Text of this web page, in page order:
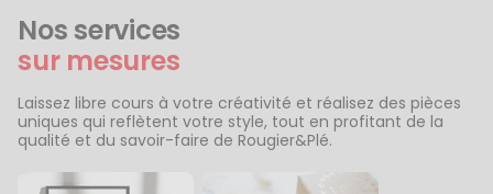
Nos services
sur mesures
Laissez libre cours à votre créativité et réalisez des pièces
uniques qui reflètent votre style, tout en profitant de la
qualité et du savoir-faire de Rougier&Plé.